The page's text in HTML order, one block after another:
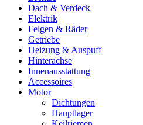
Dach & Verdeck
Elektrik
Felgen & Räder
Getriebe
Heizung & Auspuff
Hinterachse
Innenausstattung
Accessoires
Motor
Dichtungen
Hauptlager